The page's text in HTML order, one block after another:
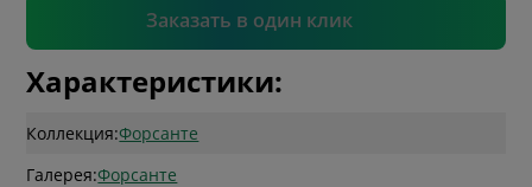
Заказать в один клик
Подтвердить
Характеристики:
Коллекция:Форсанте
Галерея:Форсанте